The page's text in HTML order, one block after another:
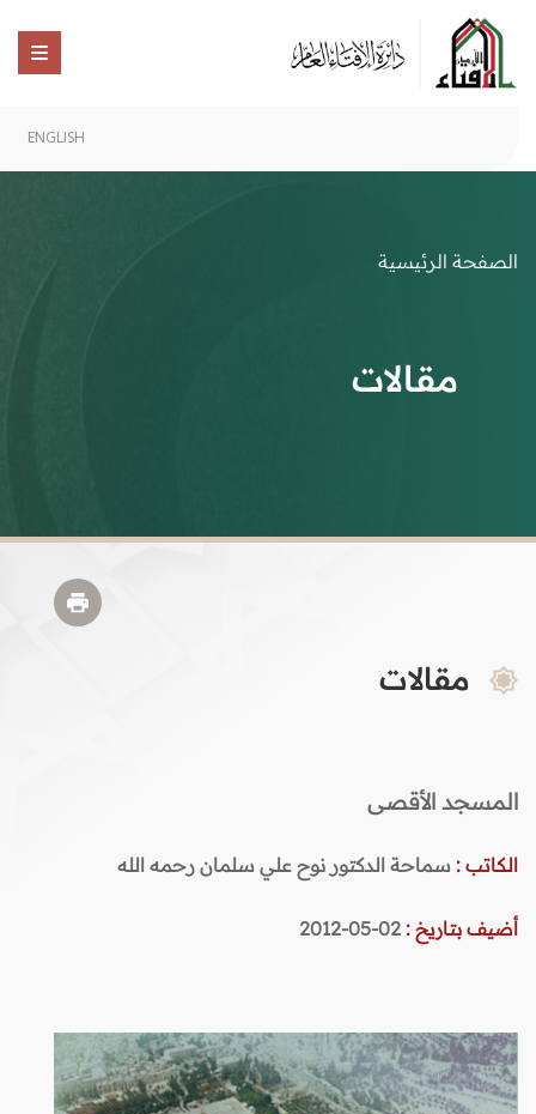
ENGLISH
الصفحة الرئيسية
مقالات
مقالات
المسجد الأقصى
الكاتب : سماحة الدكتور نوح علي سلمان رحمه الله
أضيف بتاريخ : 02-05-2012